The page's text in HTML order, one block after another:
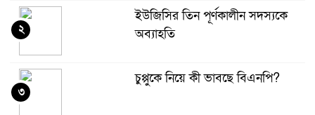
ইউজিসির তিন পূর্ণকালীন সদস্যকে
অব্যাহতি
২
চুপ্পুকে নিয়ে কী ভাবছে বিএনপি?
৩